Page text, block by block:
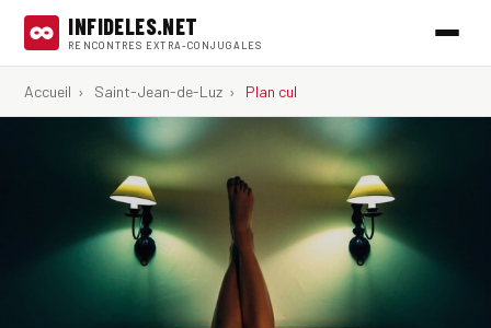
INFIDELES.NET
RENCONTRES EXTRA-CONJUGALES
Accueil › Saint-Jean-de-Luz › Plan cul